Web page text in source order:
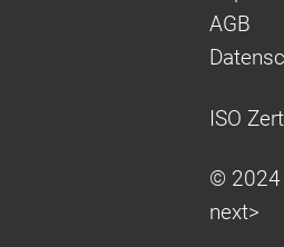
AGB
ISO
© 2024
next>